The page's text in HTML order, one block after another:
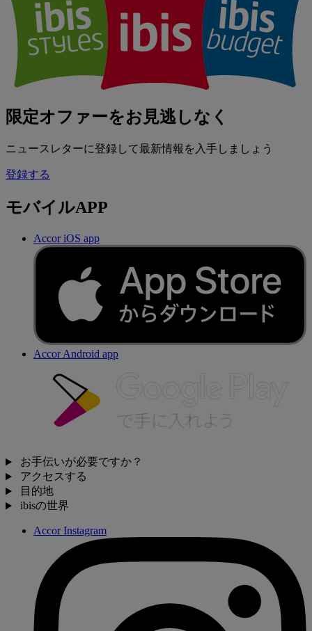
限定オファーをお見逃しなく
ニュースレターに登録して最新情報を入手しましょう
登録する
モバイルAPP
Accor iOS app
Accor Android app
お手伝いが必要ですか？
アクセスする
目的地
ibisの世界
Accor Instagram